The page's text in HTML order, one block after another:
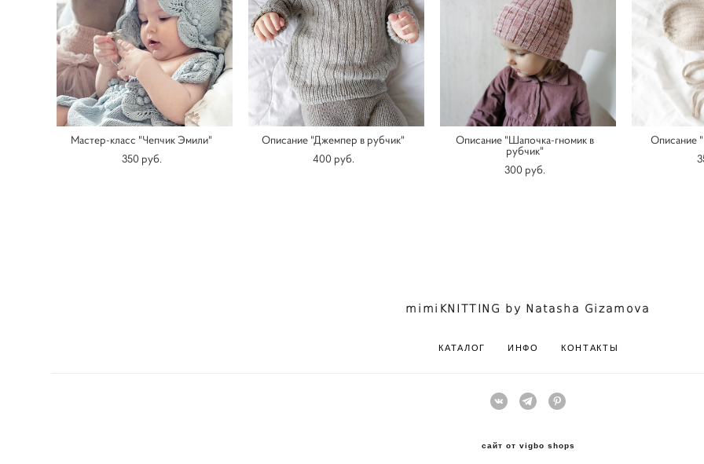
Мастер-класс "Чепчик Эмили"
350 pуб.
Описание "Джемпер в рубчик"
400 pуб.
Описание "Шапочка-гномик в
рубчик"
300 pуб.
Описание
mimiKNITTING by Natasha Gizamova
КАТАЛОГ ИНФО КОНТАКТЫ
сайт от vigbo shops